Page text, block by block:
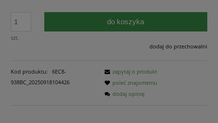
szt.
do koszyka
dodaj do przechowalni
Kod produktu:
6EC8-
938BC_20250918104426
zapytaj o produkt
poleć znajomemu
dodaj opinię